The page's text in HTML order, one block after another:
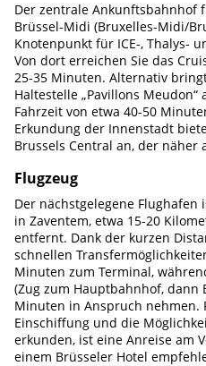
Der zentrale Ankunftsbahnhof
Brüssel-Midi (Bruxelles-Midi/
Knotenpunkt für ICE-, Thalys-
Von dort erreichen Sie das
25-35 Minuten. Alternativ
Haltestelle „Pavillons Meudon“
Fahrzeit von etwa 40-50
Erkundung der Innenstadt
Brussels Central an, der näher
Flugzeug
Der nächstgelegene Flughafen
in Zaventem, etwa 15-20
entfernt. Dank der kurzen
schnellen
Minuten zum Terminal,
(Zug zum Hauptbahnhof, dann
Minuten in Anspruch nehmen.
Einschiffung und die
erkunden, ist eine Anreise am
einem Brüsseler Hotel